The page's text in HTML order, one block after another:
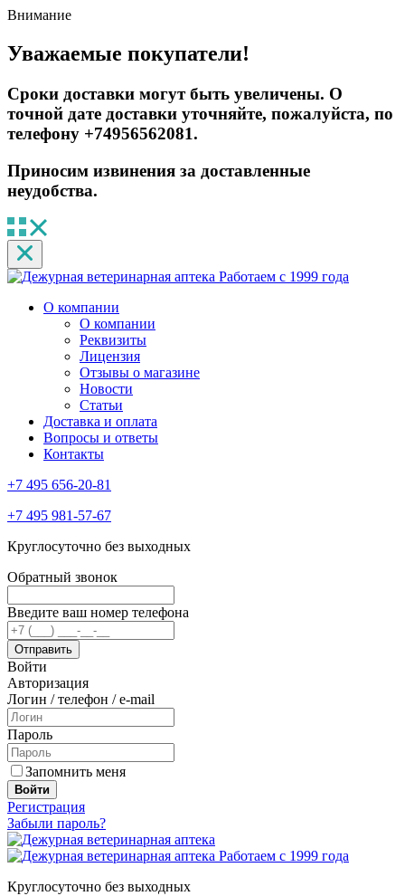
Внимание
Уважаемые покупатели!
Сроки доставки могут быть увеличены. О
точной дате доставки уточняйте, пожалуйста, по
телефону +74956562081.
Приносим извинения за доставленные
неудобства.
Работаем с 1999 года
О компании
О компании
Реквизиты
Лицензия
Отзывы о магазине
Новости
Статьи
Доставка и оплата
Вопросы и ответы
Контакты
+7 495 656-20-81
+7 495 981-57-67
Круглосуточно без выходных
Обратный звонок
Введите ваш номер телефона
Войти
Авторизация
Логин / телефон / e-mail
Пароль
Запомнить меня
Войти
Регистрация
Забыли пароль?
Работаем с 1999 года
Круглосуточно без выходных